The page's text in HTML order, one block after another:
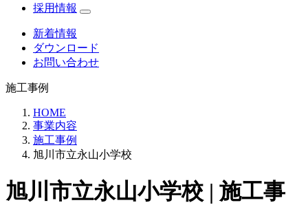
採用情報
新着情報
ダウンロード
お問い合わせ
施工事例
HOME
事業内容
施工事例
旭川市立永山小学校
旭川市立永山小学校 | 施工事